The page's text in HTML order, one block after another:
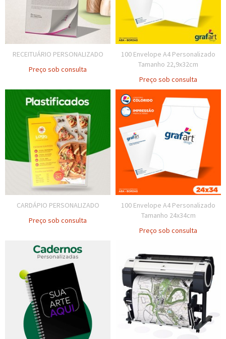
RECEITUÁRIO PERSONALIZADO
Preço sob consulta
100 Envelope A4 Personalizado
Tamanho 22,9x32cm
Preço sob consulta
CARDÁPIO PERSONALIZADO
Preço sob consulta
100 Envelope A4 Personalizado
Tamanho 24x34cm
Preço sob consulta